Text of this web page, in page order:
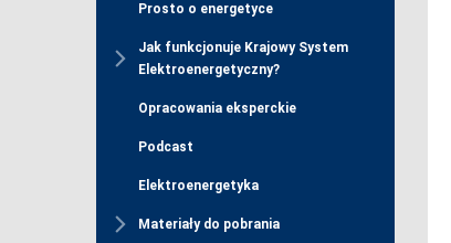
Prosto o energetyce
Jak funkcjonuje Krajowy System
Elektroenergetyczny?
Opracowania eksperckie
Podcast
Elektroenergetyka
Materiały do pobrania